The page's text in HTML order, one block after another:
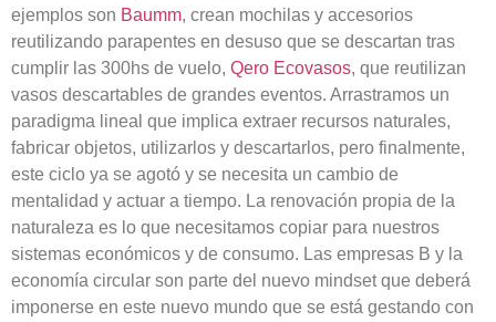
ejemplos son Baumm, crean mochilas y accesorios
reutilizando parapentes en desuso que se descartan tras
cumplir las 300hs de vuelo, Qero Ecovasos, que reutilizan
vasos descartables de grandes eventos. Arrastramos un
paradigma lineal que implica extraer recursos naturales,
fabricar objetos, utilizarlos y descartarlos, pero finalmente,
este ciclo ya se agotó y se necesita un cambio de
mentalidad y actuar a tiempo. La renovación propia de la
naturaleza es lo que necesitamos copiar para nuestros
sistemas económicos y de consumo. Las empresas B y la
economía circular son parte del nuevo mindset que deberá
imponerse en este nuevo mundo que se está gestando con